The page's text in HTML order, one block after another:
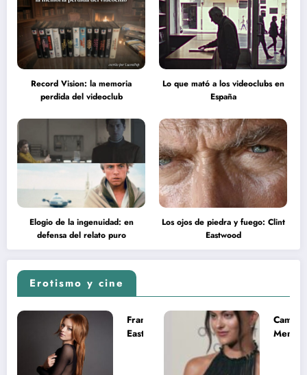
Record Vision: la memoria
perdida del videoclub
Lo que mató a los videoclubs en
España
Elogio de la ingenuidad: en
defensa del relato puro
Los ojos de piedra y fuego: Clint
Eastwood
Erotismo y cine
Francesca
Eastwood y
Camila
Mendes